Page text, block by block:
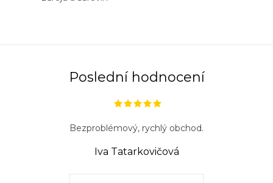
Poslední hodnocení
Bezproblémový, rychlý obchod.
Iva Tatarkovičová